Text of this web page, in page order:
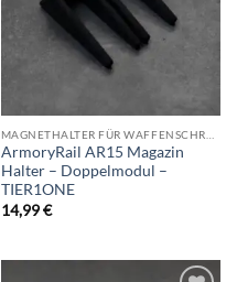
ArmoryRail AR15 Magazin
Halter – Doppelmodul –
TIER1ONE
14,99€